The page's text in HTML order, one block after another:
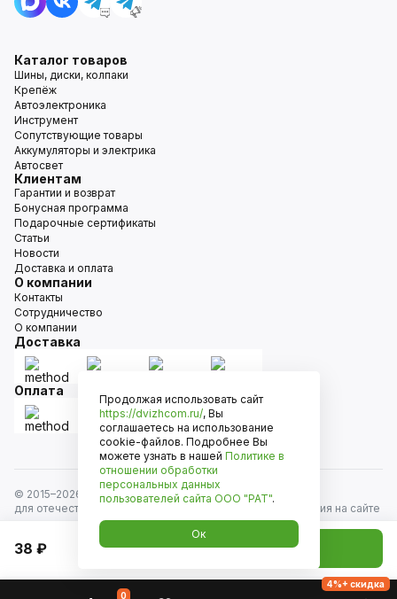
38 ₽ Добавить в корзину
Каталог товаров
Шины, диски, колпаки
Крепёж
Автоэлектроника
Инструмент
Сопутствующие товары
Аккумуляторы и электрика
Автосвет
Клиентам
Гарантии и возврат
Бонусная программа
Подарочные сертификаты
Статьи
Новости
Доставка и оплата
О компании
Контакты
Сотрудничество
О компании
Доставка
Оплата
© 2015–2026
Движком — сеть магазинов автозапчастей
для отечественных автомобилей и иномарок. Информация на сайте
носит исключительно информационный характер и не является
публичной офертой, определяемой положениями
ст. 437 Гражданского кодекса РФ. Все права защищены.
0
4%+ скидка
Продолжая использовать сайт
https://dvizhcom.ru/, Вы
соглашаетесь на использование
cookie-файлов. Подробнее Вы
можете узнать в нашей Политике в
отношении обработки
персональных данных
пользователей сайта ООО "РАТ".
Ок